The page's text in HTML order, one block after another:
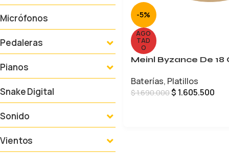
Micrófonos
Pedaleras
Pianos
Snake Digital
Sonido
Vientos
-5%
AGO
TAD
O
Meinl Byzance De 18
Baterías, Platillos
$1.690.000$ 1.605.500